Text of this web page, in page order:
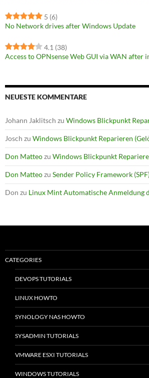
5 (6)
No Network drives after Windows Update
4.1 (38)
Access to OPNsense Web GUI via WAN after
NEUESTE KOMMENTARE
Johann Jaklitsch zu Windows Blickpunkt
Josch zu Windows Blickpunkt Reparieren
Don Matteozu Windows Blickpunkt
Don Matteozu Sender Policy Framework
Don zu Linux Mint Automatische Anmeldung
CATEGORIES
DEVOPS TUTORIALS
LINUX HOWTO
SYNOLOGY NAS HOWTO
SYSADMIN TUTORIALS
VMWARE ESXI TUTORIALS
WINDOWS TUTORIALS